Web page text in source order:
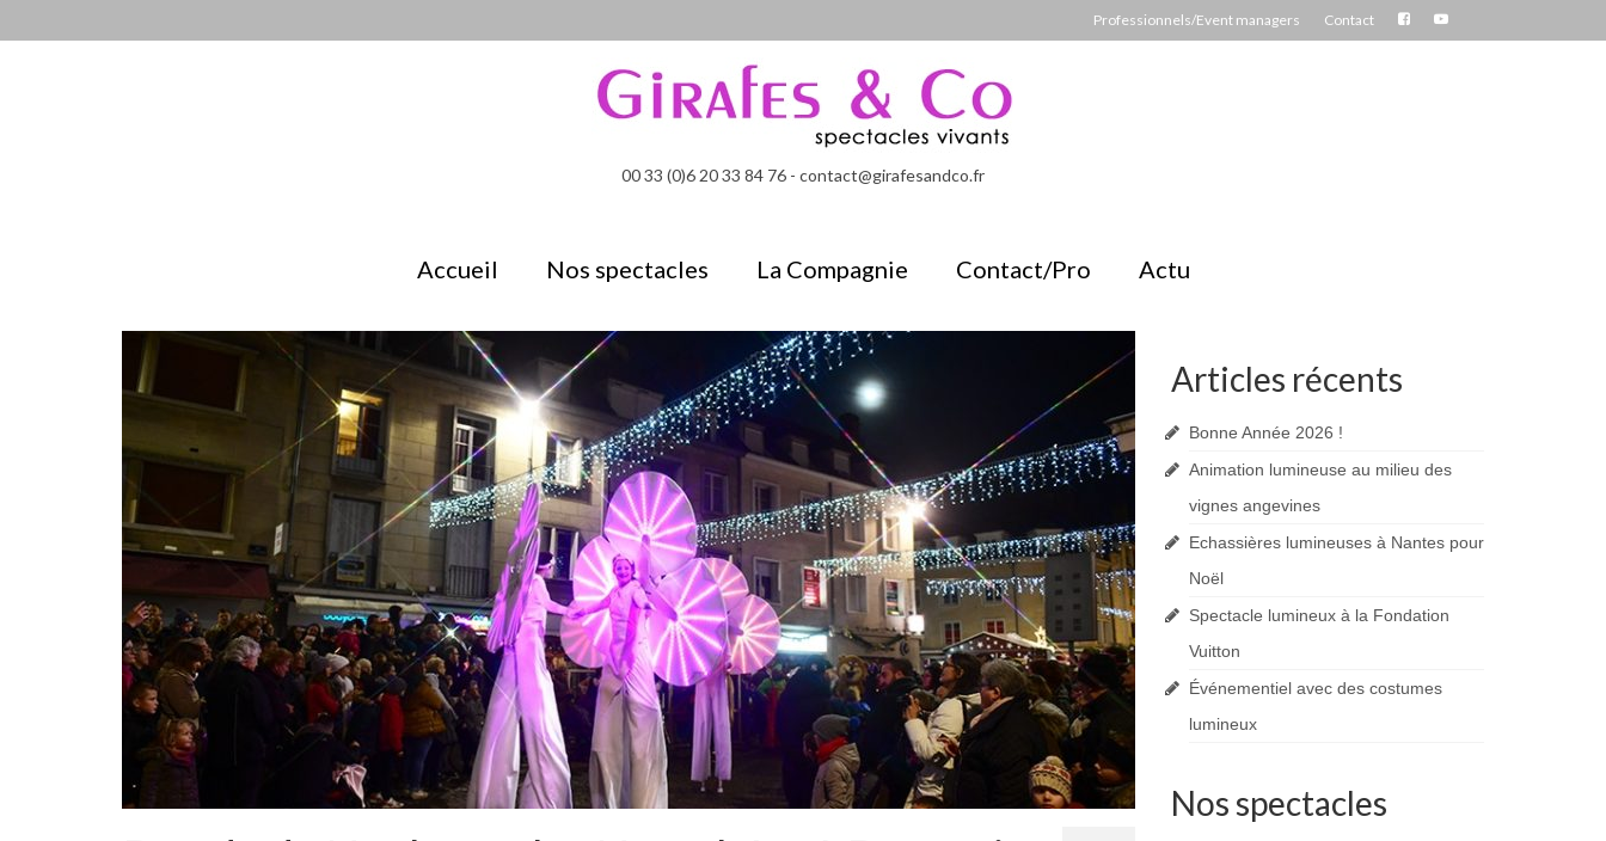
Professionnels/Event managers Contact
00 33 (0)6 20 33 84 76 - contact@girafesandco.fr
Accueil Nos spectacles La Compagnie Contact/Pro Actu
Articles récents
Bonne Année 2026 !
Animation lumineuse au milieu des
vignes angevines
Echassières lumineuses à Nantes pour
Noël
Spectacle lumineux à la Fondation
Vuitton
Événementiel avec des costumes
lumineux
Nos spectacles